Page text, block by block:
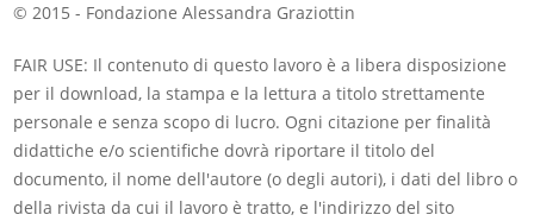
© 2015 - Fondazione Alessandra Graziottin
FAIR USE: Il contenuto di questo lavoro è a libera disposizione
per il download, la stampa e la lettura a titolo strettamente
personale e senza scopo di lucro. Ogni citazione per finalità
didattiche e/o scientifiche dovrà riportare il titolo del
documento, il nome dell'autore (o degli autori), i dati del libro o
della rivista da cui il lavoro è tratto, e l'indirizzo del sito